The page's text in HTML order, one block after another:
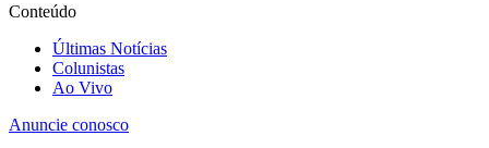
Conteúdo
Últimas Notícias
Colunistas
Ao Vivo
Anuncie conosco